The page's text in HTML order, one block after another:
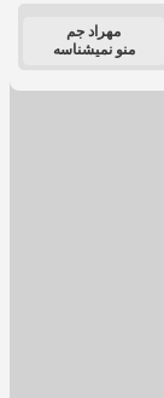
مهراد جم
منو نمیشناسه